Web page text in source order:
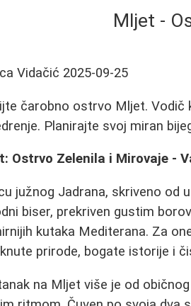
Mljet -
Vidačić 2025-09-25
čarobno ostrvo Mljet. Vodič
Planirajte svoj miran
Ostrvo Zelenila i Mirovaje -
južnog Jadrana, skriveno od
biser, prekriven gustim
kutaka Mediterana. Za
prirode, bogate istorije i
na Mljet više je od